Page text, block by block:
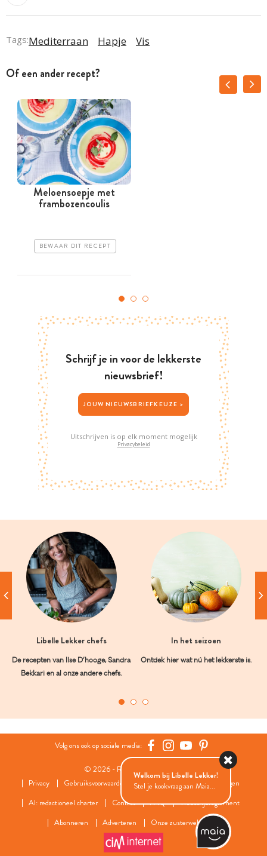
Tags:Mediterraan Hapje Vis
Of een ander recept?
Meloensoepje met
frambozencoulis
BEWAAR DIT RECEPT
Schrijf je in voor de lekkerste
nieuwsbrief!
JOUW NIEUWSBRIEFKEUZE >
Uitschrijven is op elk moment mogelijk
Privacybeleid
Libelle Lekker chefs
De recepten van Ilse D’hooge, Sandra
Bekkari en al onze andere chefs.
In het seizoen
Ontdek hier wat nú het lekkerste is.
Volg ons ook op sociale media:
© 2026 - Roularta Media Group
Privacy
Gebruiksvoorwaarden Cookies
Cookies instellingen
AI: redactioneel charter
Contact FAQ
Wedstrijdreglement
Abonneren
Adverteren Onze zusterwebsites
Welkom bij Libelle Lekker!
Stel je kookvraag aan Maia...